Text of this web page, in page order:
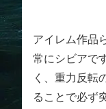
アイレム作品
常にシビアで
く、重力反転
ることで必ず